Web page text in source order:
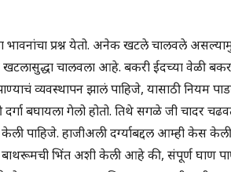
भावनांचा प्रश्न येतो. अनेक खटले चालवले
खटलासुद्धा चालवला आहे. बकरी ईदच्या वेळी
व्यवस्थापन झालं पाहिजे, यासाठी नियम
बघायला गेलो होतो. तिथे सगळे जी चादर
पाहिजे. हाजीअली दर्ग्याबद्दल आम्ही केस
बाथरूमची भिंत अशी केली आहे की, संपूर्ण घाण